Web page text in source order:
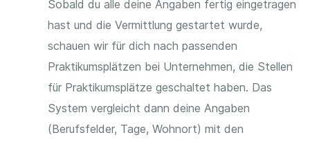
Sobald du alle deine Angaben fertig eingetragen
hast und die Vermittlung gestartet wurde,
schauen wir für dich nach passenden
Praktikumsplätzen bei Unternehmen, die Stellen
für Praktikumsplätze geschaltet haben. Das
System vergleicht dann deine Angaben
(Berufsfelder, Tage, Wohnort) mit den